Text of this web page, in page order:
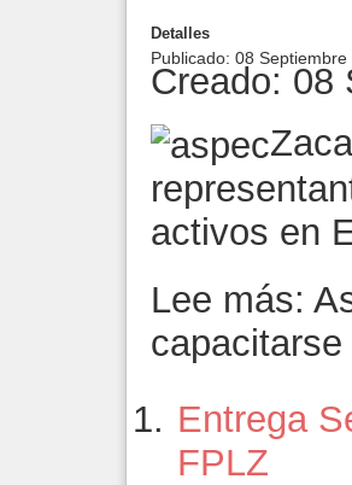
Detalles
Publicado: 08 Septiembre
Creado: 08
activos en
Lee más:
Entrega
FPLZ